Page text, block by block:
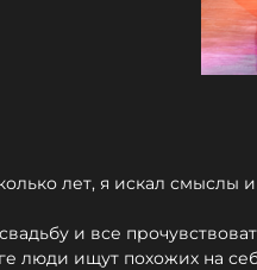
лет, я искал
и все
люди ищут похожих на